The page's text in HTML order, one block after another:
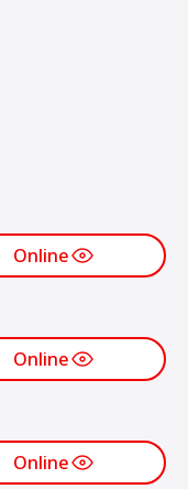
Online
Online
Online